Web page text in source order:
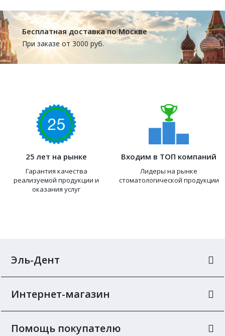
Бесплатная доставка по Москве
При заказе от 3000 руб.
25 лет на рынке
Гарантия качества
реализуемой продукции и
оказания услуг
Входим в ТОП компаний
Лидеры на рынке
стоматологической продукции
Эль-Дент
Интернет-магазин
Помощь покупателю